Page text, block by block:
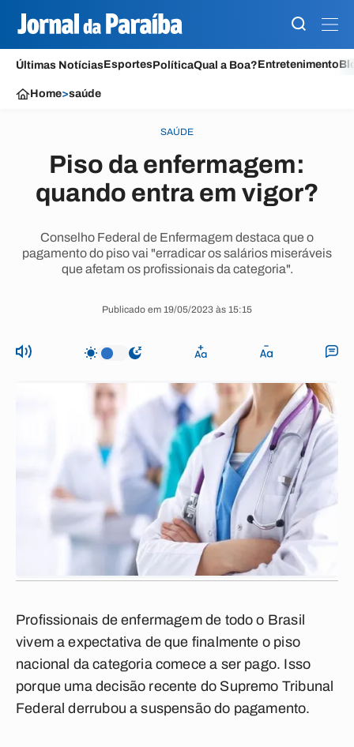
Últimas NotíciasEsportesPolíticaQual a Boa?Entretenimento
Home>saúde
SAÚDE
Piso da enfermagem:
quando entra em vigor?
Conselho Federal de Enfermagem destaca que o
pagamento do piso vai "erradicar os salários miseráveis
que afetam os profissionais da categoria".
Publicado em 19/05/2023 às 15:15
Profissionais de enfermagem de todo o Brasil
vivem a expectativa de que finalmente o piso
nacional da categoria comece a ser pago. Isso
porque uma decisão recente do Supremo Tribunal
Federal derrubou a suspensão do pagamento.